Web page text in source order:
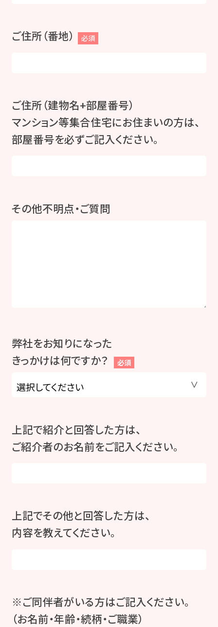
ご住所（番地） 必須
ご住所（建物名+部屋番号）
マンション等集合住宅にお住まいの方は、
部屋番号を必ずご記入ください。
その他不明点・ご質問
弊社をお知りになった
きっかけは何ですか？
必須
上記で紹介と回答した方は、
ご紹介者のお名前をご記入ください。
上記でその他と回答した方は、
内容を教えてください。
※ご同伴者がいる方はご記入ください。
（お名前・年齢・続柄・ご職業）